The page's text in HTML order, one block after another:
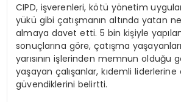
CIPD, işverenleri, kötü yönetim
yükü gibi çatışmanın altında yatan
almaya davet etti. 5 bin kişiyle
sonuçlarına göre, çatışma
yarısının işlerinden memnun olduğu
yaşayan çalışanlar, kıdemli liderlerine
güvendiklerini belirtti.